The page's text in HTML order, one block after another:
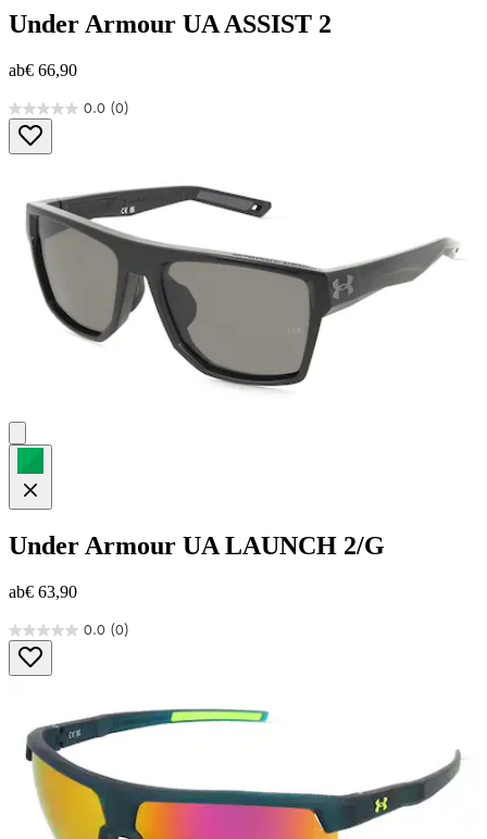
Under Armour UA ASSIST 2
ab€ 66,90
0.0 (0)
0.0
von
5
Under Armour UA LAUNCH 2/G
ab€ 63,90
0.0 (0)
0.0
von
5